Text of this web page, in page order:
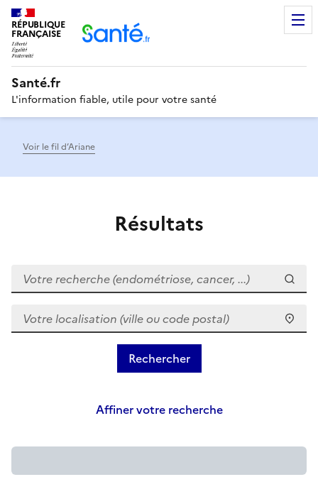
RÉPUBLIQUE
FRANÇAISE
Santé.fr
L'information fiable, utile pour votre santé
Voir le fil d’Ariane
Résultats
Votre recherche (endométriose, cancer, ...)
Votre localisation (ville ou code postal)
Affiner votre recherche